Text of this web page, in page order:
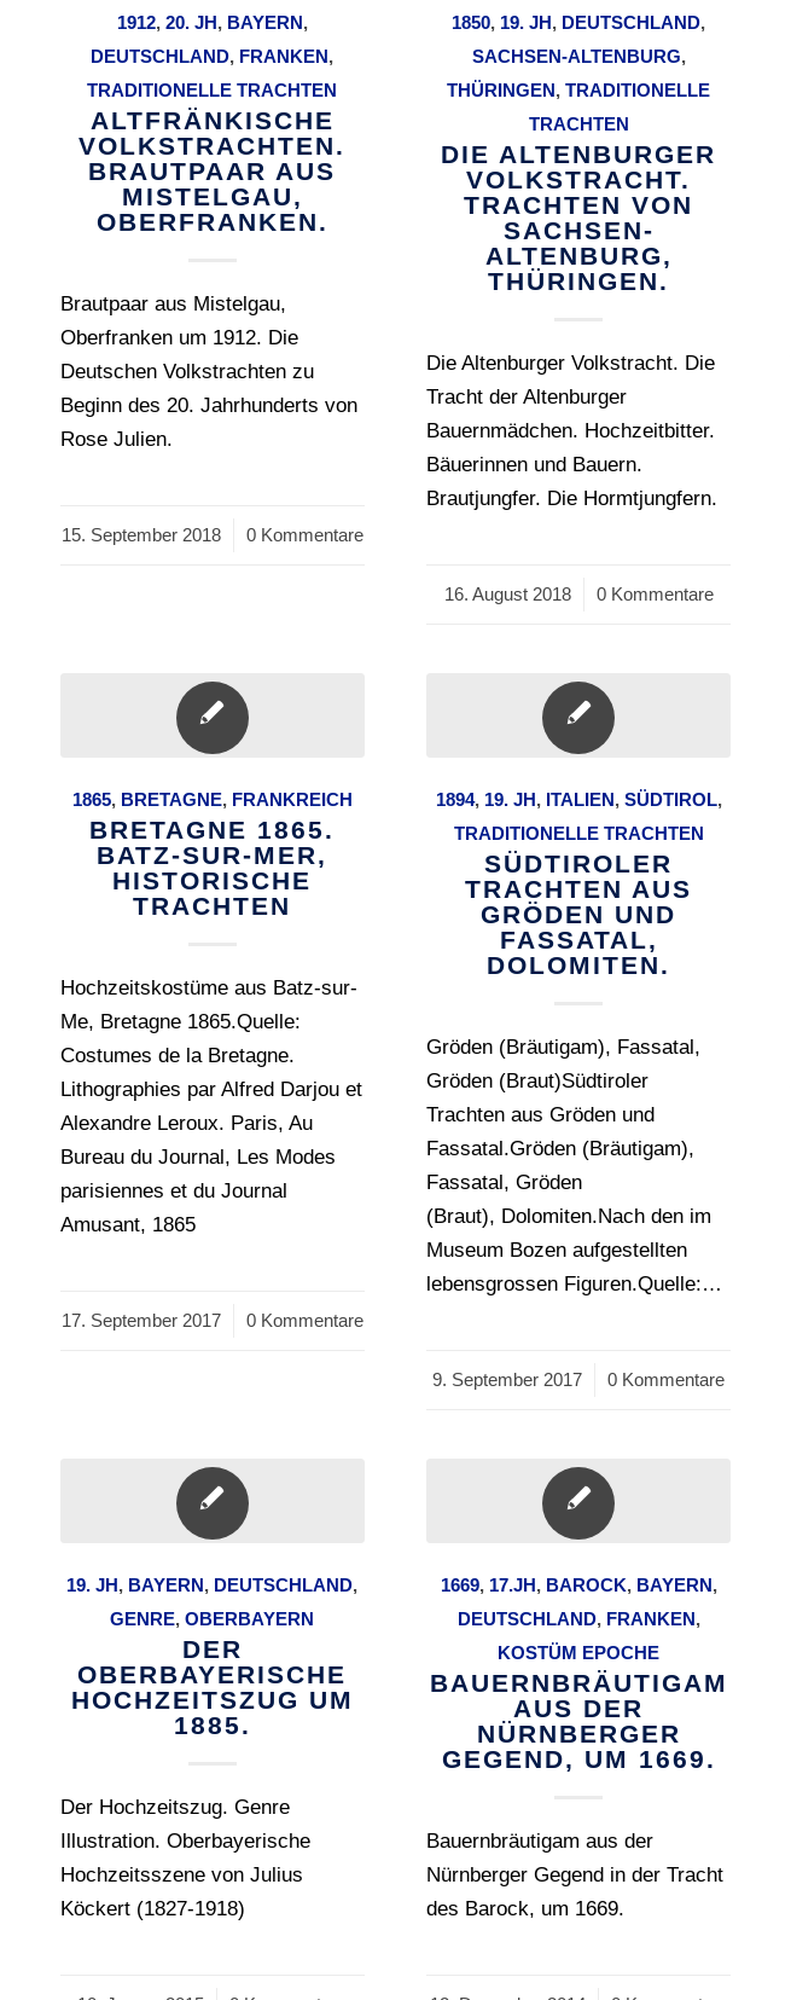
1912, 20. JH, BAYERN,
DEUTSCHLAND, FRANKEN,
TRADITIONELLE TRACHTEN
ALTFRÄNKISCHE
VOLKSTRACHTEN.
BRAUTPAAR AUS
MISTELGAU,
OBERFRANKEN.
Brautpaar aus Mistelgau,
Oberfranken um 1912. Die
Deutschen Volkstrachten zu
Beginn des 20. Jahrhunderts von
Rose Julien.
15. September 2018
/ 0 Kommentare
1850, 19. JH, DEUTSCHLAND,
SACHSEN-ALTENBURG,
THÜRINGEN,TRADITIONELLE
TRACHTEN
DIE ALTENBURGER
VOLKSTRACHT.
TRACHTEN VON
SACHSEN-
ALTENBURG,
THÜRINGEN.
Die Altenburger Volkstracht. Die
Tracht der Altenburger
Bauernmädchen. Hochzeitbitter.
Bäuerinnen und Bauern.
Brautjungfer. Die Hormtjungfern.
16. August 2018
/ 0 Kommentare
1865, BRETAGNE, FRANKREICH
BRETAGNE 1865.
BATZ-SUR-MER,
HISTORISCHE
TRACHTEN
Hochzeitskostüme aus Batz-sur-
Me, Bretagne 1865.Quelle:
Costumes de la Bretagne.
Lithographies par Alfred Darjou et
Alexandre Leroux. Paris, Au
Bureau du Journal, Les Modes
parisiennes et du Journal
Amusant, 1865
17. September 2017
/ 0 Kommentare
1894, 19. JH, ITALIEN, SÜDTIROL,
TRADITIONELLE TRACHTEN
SÜDTIROLER
TRACHTEN AUS
GRÖDEN UND
FASSATAL,
DOLOMITEN.
Gröden (Bräutigam), Fassatal,
Gröden (Braut)Südtiroler
Trachten aus Gröden und
Fassatal.Gröden (Bräutigam),
Fassatal, Gröden
(Braut), Dolomiten.Nach den im
Museum Bozen aufgestellten
lebensgrossen Figuren.Quelle:…
9. September 2017
/ 0 Kommentare
19. JH, BAYERN, DEUTSCHLAND,
GENRE,OBERBAYERN
DER
OBERBAYERISCHE
HOCHZEITSZUG UM
1885.
Der Hochzeitszug. Genre
Illustration. Oberbayerische
Hochzeitsszene von Julius
Köckert (1827-1918)
1669, 17.JH, BAROCK, BAYERN,
DEUTSCHLAND, FRANKEN,
KOSTÜM EPOCHE
BAUERNBRÄUTIGAM
AUS DER
NÜRNBERGER
GEGEND, UM 1669.
Bauernbräutigam aus der
Nürnberger Gegend in der Tracht
des Barock, um 1669.